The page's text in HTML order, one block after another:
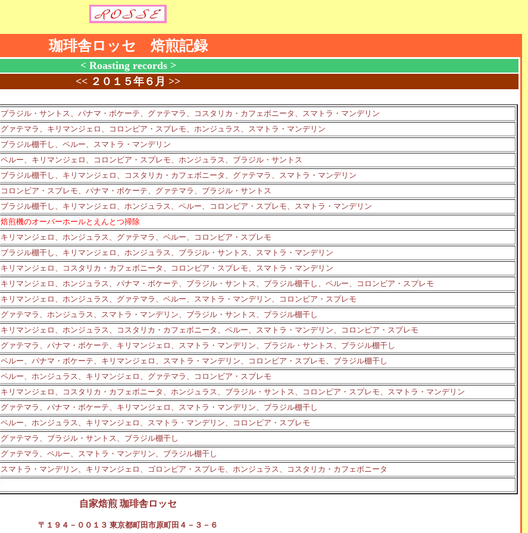
珈琲舎ロッセ 焙煎記録
< Roasting records >
<< ２０１５年６月 >>
ブラジル・サントス、パナマ・ボケーテ、グァテマラ、コスタリカ・カフェボニータ、スマトラ・マンデリン
グァテマラ、キリマンジェロ、コロンビア・スプレモ、ホンジュラス、スマトラ・マンデリン
ブラジル棚干し、ペルー、スマトラ・マンデリン
ペルー、キリマンジェロ、コロンビア・スプレモ、ホンジュラス、ブラジル・サントス
ブラジル棚干し、キリマンジェロ、コスタリカ・カフェボニータ、グァテマラ、スマトラ・マンデリン
コロンビア・スプレモ、パナマ・ボケーテ、グァテマラ、ブラジル・サントス
ブラジル棚干し、キリマンジェロ、ホンジュラス、ペルー、コロンビア・スプレモ、スマトラ・マンデリン
焙煎機のオーバーホールとえんとつ掃除
キリマンジェロ、ホンジュラス、グァテマラ、ペルー、コロンビア・スプレモ
ブラジル棚干し、キリマンジェロ、ホンジュラス、ブラジル・サントス、スマトラ・マンデリン
キリマンジェロ、コスタリカ・カフェボニータ、コロンビア・スプレモ、スマトラ・マンデリン
キリマンジェロ、ホンジュラス、パナマ・ボケーテ、ブラジル・サントス、ブラジル棚干し、ペルー、コロンビア・スプレモ
キリマンジェロ、ホンジュラス、グァテマラ、ペルー、スマトラ・マンデリン、コロンビア・スプレモ
グァテマラ、ホンジュラス、スマトラ・マンデリン、ブラジル・サントス、ブラジル棚干し
キリマンジェロ、ホンジュラス、コスタリカ・カフェボニータ、ペルー、スマトラ・マンデリン、コロンビア・スプレモ
グァテマラ、パナマ・ボケーテ、キリマンジェロ、スマトラ・マンデリン、ブラジル・サントス、ブラジル棚干し
ペルー、パナマ・ボケーテ、キリマンジェロ、スマトラ・マンデリン、コロンビア・スプレモ、ブラジル棚干し
ペルー、ホンジュラス、キリマンジェロ、グァテマラ、コロンビア・スプレモ
キリマンジェロ、コスタリカ・カフェボニータ、ホンジュラス、ブラジル・サントス、コロンビア・スプレモ、スマトラ・マンデリン
グァテマラ、パナマ・ボケーテ、キリマンジェロ、スマトラ・マンデリン、ブラジル棚干し
ペルー、ホンジュラス、キリマンジェロ、スマトラ・マンデリン、コロンビア・スプレモ
グァテマラ、ブラジル・サントス、ブラジル棚干し
グァテマラ、ペルー、スマトラ・マンデリン、ブラジル棚干し
スマトラ・マンデリン、キリマンジェロ、ゴロンビア・スプレモ、ホンジュラス、コスタリカ・カフェボニータ
自家焙煎 珈琲舎ロッセ
〒１９４－００１３ 東京都町田市原町田４－３－６